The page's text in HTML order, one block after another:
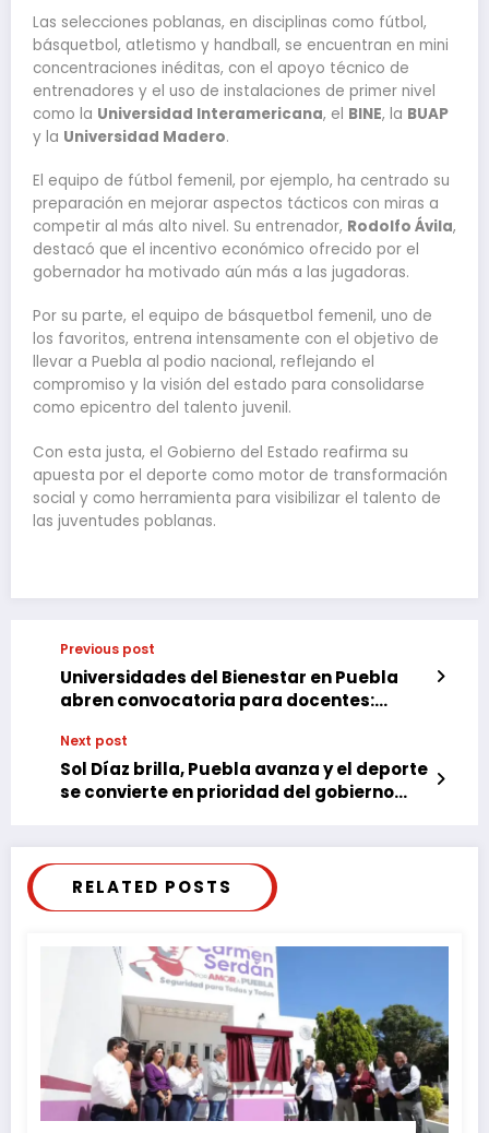
Las selecciones poblanas, en disciplinas como fútbol,
básquetbol, atletismo y handball, se encuentran en mini
concentraciones inéditas, con el apoyo técnico de
entrenadores y el uso de instalaciones de primer nivel
como la Universidad Interamericana, el BINE, la BUAP
y la Universidad Madero.
El equipo de fútbol femenil, por ejemplo, ha centrado su
preparación en mejorar aspectos tácticos con miras a
competir al más alto nivel. Su entrenador, Rodolfo Ávila,
destacó que el incentivo económico ofrecido por el
gobernador ha motivado aún más a las jugadoras.
Por su parte, el equipo de básquetbol femenil, uno de
los favoritos, entrena intensamente con el objetivo de
llevar a Puebla al podio nacional, reflejando el
compromiso y la visión del estado para consolidarse
como epicentro del talento juvenil.
Con esta justa, el Gobierno del Estado reafirma su
apuesta por el deporte como motor de transformación
social y como herramienta para visibilizar el talento de
las juventudes poblanas.
Previous post
Universidades del Bienestar en Puebla
abren convocatoria para docentes:
Next post
Sol Díaz brilla, Puebla avanza y el deporte
se convierte en prioridad del gobierno
RELATED POSTS